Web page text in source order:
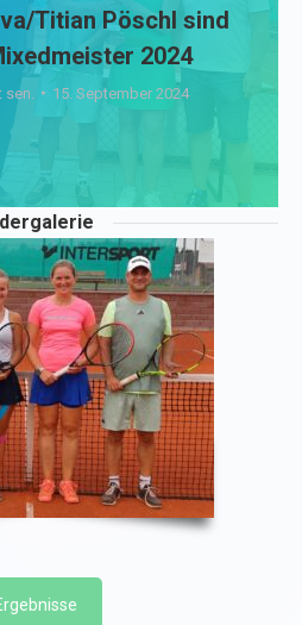
Titian Pöschl sind
2024
15. September 2024